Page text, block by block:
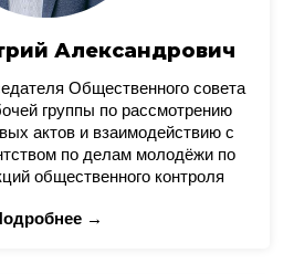
Александрович
Общественного совета
группы по рассмотрению
актов и взаимодействию с
по делам молодёжи по
общественного контроля
→